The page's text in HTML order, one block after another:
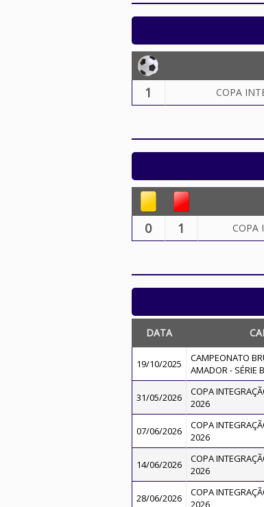
1 COPA
0 1 COPA
DATA
19/10/2025
CAMPEONATO
AMADOR - SÉRIE
31/05/2026
COPA
2026
07/06/2026
COPA
2026
14/06/2026
COPA
2026
28/06/2026
COPA
2026